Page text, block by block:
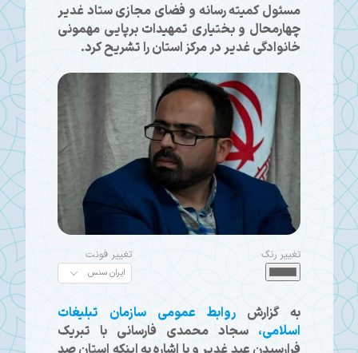
مسئول کمیته رسانه و فضای مجازی ستاد غدیر
چهارمحال و بختیاری تمهیدات برپایی مهمونی
خانوادگی غدیر در مرکز استان را تشریح کرد.
تغییر رنگ تغییر فونت
به گزارش روابط عمومی سازمان تبلیغات
اسلامی، سجاد محمدی فارسانی با تبریک